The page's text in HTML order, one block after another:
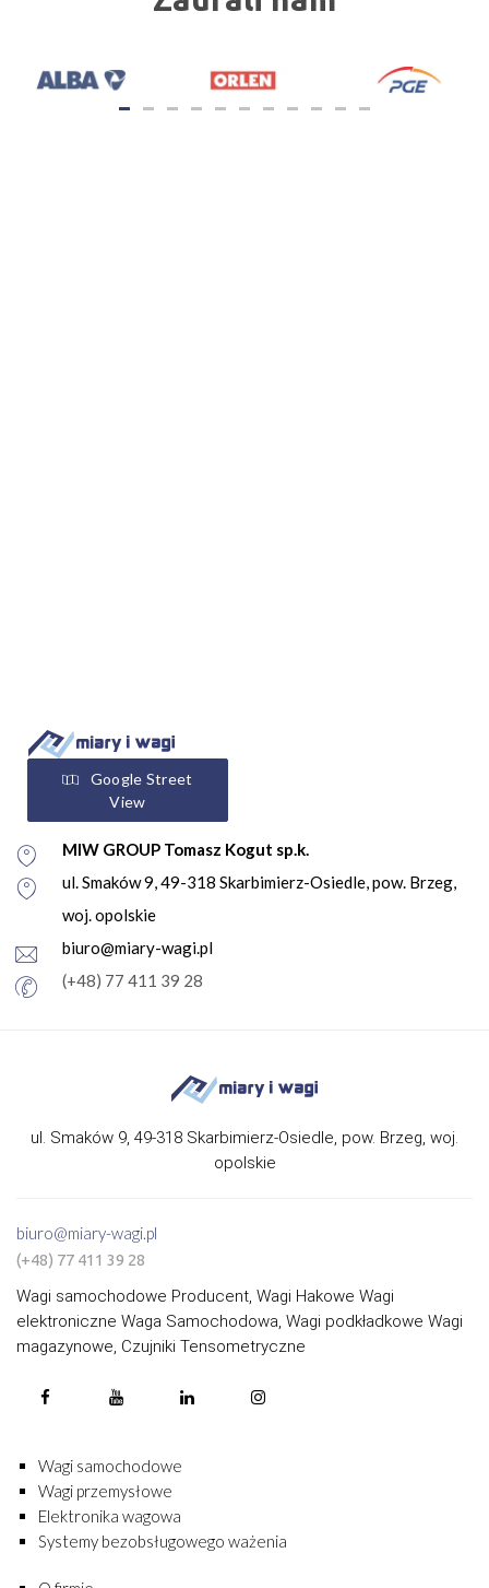
Google Street
View
MIW GROUP Tomasz Kogut sp.k.
ul. Smaków 9, 49-318 Skarbimierz-Osiedle, pow. Brzeg,
woj. opolskie
biuro@miary-wagi.pl
(+48) 77 411 39 28
ul. Smaków 9, 49-318 Skarbimierz-Osiedle, pow. Brzeg, woj.
opolskie
biuro@miary-wagi.pl
(+48) 77 411 39 28
Wagi samochodowe Producent, Wagi Hakowe Wagi
elektroniczne Waga Samochodowa, Wagi podkładkowe Wagi
magazynowe, Czujniki Tensometryczne
Wagi samochodowe
Wagi przemysłowe
Elektronika wagowa
Systemy bezobsługowego ważenia